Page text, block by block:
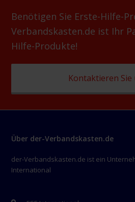
Benötigen Sie Erste-Hilfe-
Verbandskasten.de ist Ihr
Hilfe-Produkte!
Kontaktieren Sie
Über der-Verbandskasten.de
der-Verbandskasten.de ist ein
International